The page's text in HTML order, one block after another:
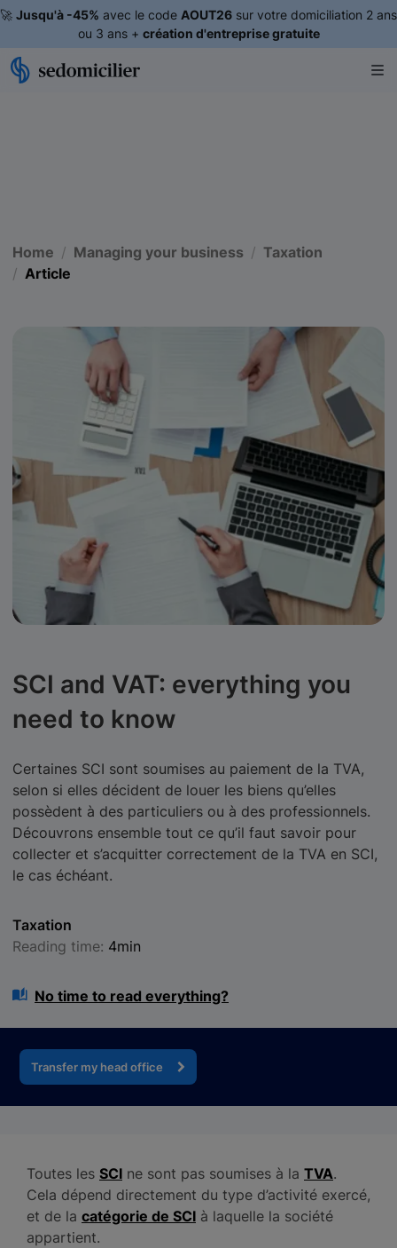
🚀 Jusqu'à -45% avec le code AOUT26 sur votre domiciliation 2 ans
ou 3 ans + création d'entreprise gratuite
Home Managing your business
Taxation
Article
SCI and VAT: everything you
need to know
Certaines SCI sont soumises au paiement de la TVA,
selon si elles décident de louer les biens qu’elles
possèdent à des particuliers ou à des professionnels.
Découvrons ensemble tout ce qu’il faut savoir pour
collecter et s’acquitter correctement de la TVA en SCI,
le cas échéant.
Taxation
Reading time: 4min
No time to read everything?
Transfer my head office
Toutes les SCI ne sont pas soumises à la TVA.
Cela dépend directement du type d’activité exercé,
et de la catégorie de SCI à laquelle la société
appartient.